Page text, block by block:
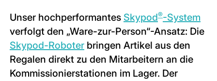
Unser hochperformantes Skypod®-System
verfolgt den „Ware-zur-Person“-Ansatz: Die
Skypod-Roboter bringen Artikel aus den
Regalen direkt zu den Mitarbeitern an die
Kommissionierstationen im Lager. Der